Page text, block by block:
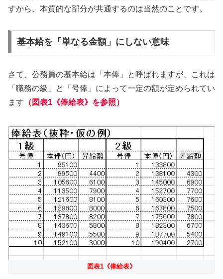
すから、本質的な部分が共通するのは当然のことです。
基本給を「単なる金額」にしない意味
さて、公務員の基本給は「本俸」と呼ばれますが、これは
「職務の級」と「号俸」によって一定の額が定められてい
ます （ 図表1《俸給表》を参照）
図表1《俸給表》